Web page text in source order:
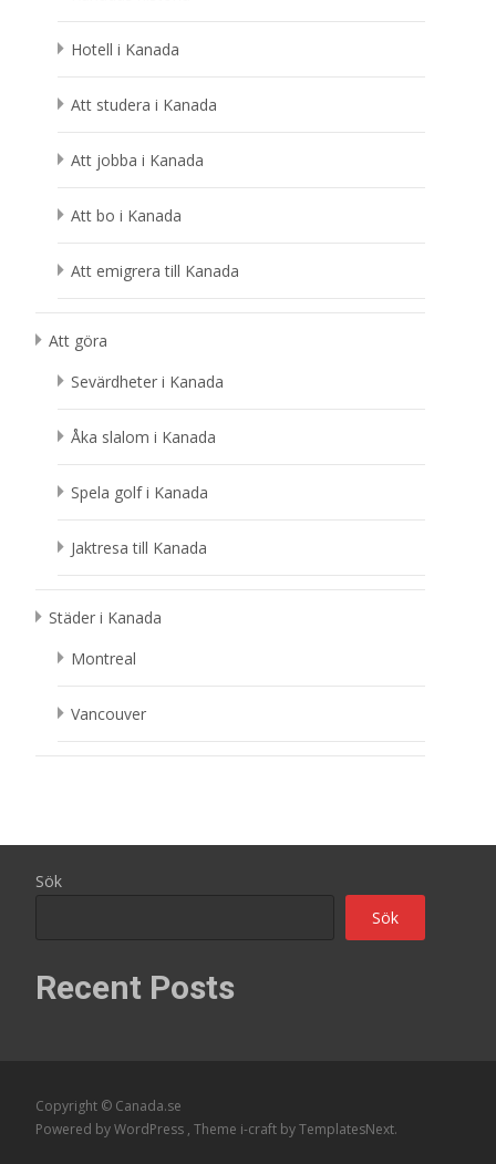
Hotell i Kanada
Att studera i Kanada
Att jobba i Kanada
Att bo i Kanada
Att emigrera till Kanada
Att göra
Sevärdheter i Kanada
Åka slalom i Kanada
Spela golf i Kanada
Jaktresa till Kanada
Städer i Kanada
Montreal
Vancouver
Sök
Sök
Recent Posts
Copyright © Canada.se
Powered by WordPress , Theme i-craft by TemplatesNext.